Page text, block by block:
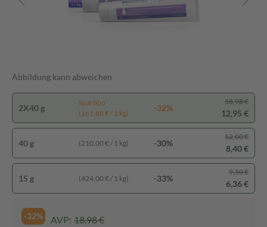
Abbildung kann abweichen
2X40 g
Spartipp
(161,88 € / 1 kg)
-32%
18,98 €
12,95 €
40 g (210,00 € / 1 kg) -30%
12,00 €
8,40 €
15 g (424,00 € / 1 kg) -33%
9,50 €
6,36 €
-32% AVP: 18,98 €